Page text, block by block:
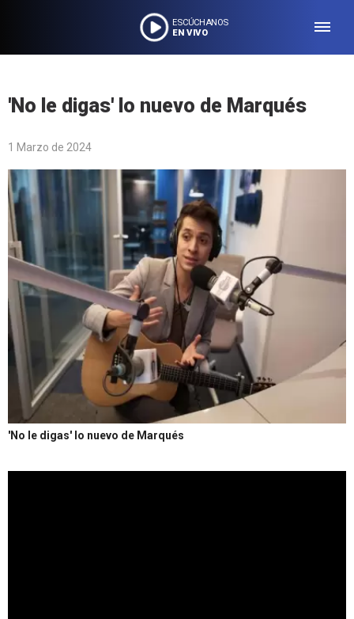
ESCÚCHANOS
EN VIVO
'No le digas' lo nuevo de Marqués
1 Marzo de 2024
'No le digas' lo nuevo de Marqués